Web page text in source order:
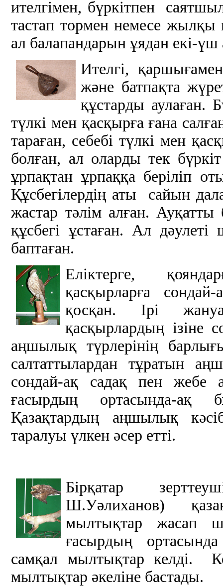
ителгімен, бүркітпен
тастап тормен немесе жылқы
ал балапандарын ұядан екі-үш
Ителгі,
және батпақта
құстарды аулаған.
түлкі мен қасқырға ғана
тараған, себебі түлкі мен
болған, ал оларды тек
ұрпақтан ұрпаққа беріліп
Құсбегілердің аты сайын
жастар тәлім алған.
құсбегі ұстаған. Ал
баптаған.
Еліктерге,
қасқырларға
қосқан. Ірі
қасқырлардың ізіне
аңшылық түрлерінің
салтаттылардан тұратын
сондай-ақ садақ пен
ғасырдың ортасында-
Қазақтардың аңшылық
таралуы үлкен әсер етті.
Бірқатар
Ш.Уәлиханов)
мылтықтар жасап
ғасырдың
самқал мылтықтар келді.
мылтықтар әкеліне бастады.